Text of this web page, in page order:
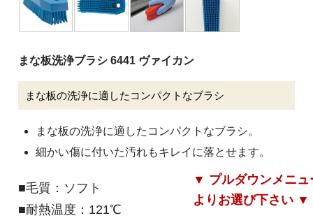
バケツ
介護用品
安全用品
ピーピースルーシリーズ
会社案内
ご利用案内
まな板洗浄ブラシ 6441 ヴァイカン
まな板の洗浄に適したコンパクトなブラシ
まな板の洗浄に適したコンパクトなブラシ。
細かい傷に付いた汚れもキレイに落とせます。
■毛質：ソフト
■耐熱温度：121℃
▼ プルダウンメニュ
よりお選び下さい ▼